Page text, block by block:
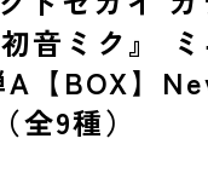
音ミク』 ミ
A【BOX】
9種）